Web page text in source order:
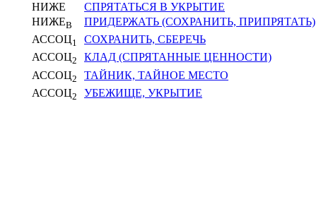
НИЖЕ
СПРЯТАТЬСЯ В УКРЫТИЕ
НИЖЕВ
ПРИДЕРЖАТЬ (СОХРАНИТЬ, ПРИПРЯТАТЬ)
АССОЦ1
СОХРАНИТЬ, СБЕРЕЧЬ
АССОЦ2
КЛАД (СПРЯТАННЫЕ ЦЕННОСТИ)
АССОЦ2
ТАЙНИК, ТАЙНОЕ МЕСТО
АССОЦ2 УБЕЖИЩЕ, УКРЫТИЕ